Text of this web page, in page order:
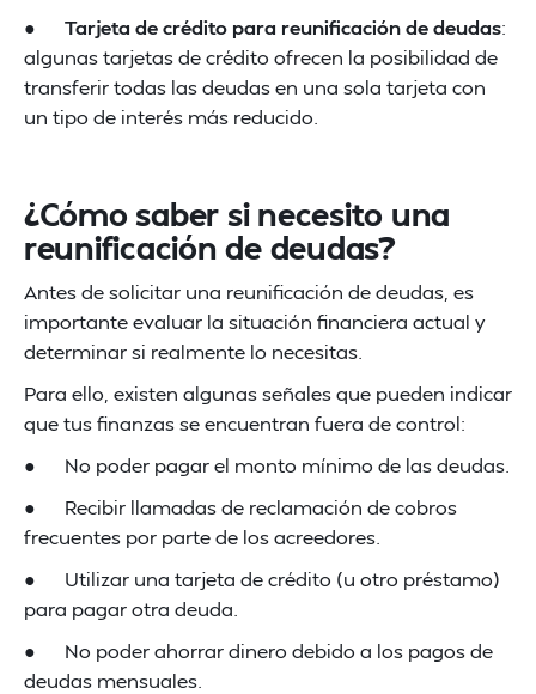
● Tarjeta de crédito para reunificación de deudas:
algunas tarjetas de crédito ofrecen la posibilidad de
transferir todas las deudas en una sola tarjeta con
un tipo de interés más reducido.
¿Cómo saber si necesito una
reunificación de deudas?
Antes de solicitar una reunificación de deudas, es
importante evaluar la situación financiera actual y
determinar si realmente lo necesitas.
Para ello, existen algunas señales que pueden indicar
que tus finanzas se encuentran fuera de control:
● No poder pagar el monto mínimo de las deudas.
● Recibir llamadas de reclamación de cobros
frecuentes por parte de los acreedores.
● Utilizar una tarjeta de crédito (u otro préstamo)
para pagar otra deuda.
● No poder ahorrar dinero debido a los pagos de
deudas mensuales.